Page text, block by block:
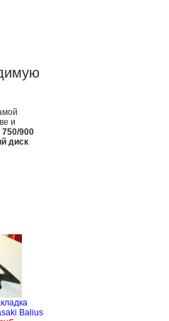
и
900
диск
Balius